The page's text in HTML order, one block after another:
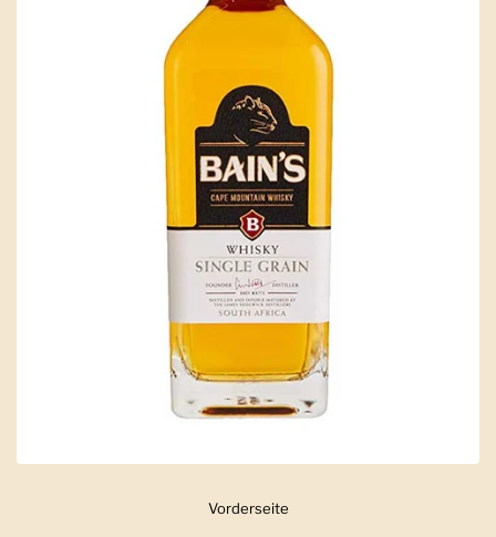
Zeige Folie 1
Vorderseite